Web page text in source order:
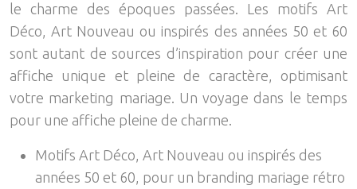
le charme des époques passées. Les motifs Art
Déco, Art Nouveau ou inspirés des années 50 et 60
sont autant de sources d’inspiration pour créer une
affiche unique et pleine de caractère, optimisant
votre marketing mariage. Un voyage dans le temps
pour une affiche pleine de charme.
Motifs Art Déco, Art Nouveau ou inspirés des
années 50 et 60, pour un branding mariage rétro